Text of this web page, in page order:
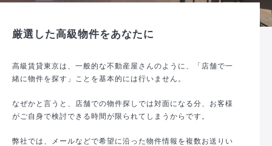
厳選した高級物件をあなたに
高級賃貸東京は、一般的な不動産屋さんのように、「店舗で一
緒に物件を探す」ことを基本的には行いません。
なぜかと言うと、店舗での物件探しでは対面になる分、お客様
がご自身で検討できる時間が限られてしまうからです。
弊社では、メールなどで希望に沿った物件情報を複数お送りい